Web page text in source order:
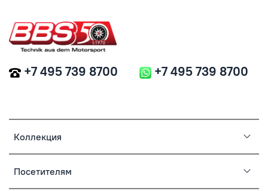
Коллекция
Посетителям
+7 495 739 8700 +7 495 739 8700